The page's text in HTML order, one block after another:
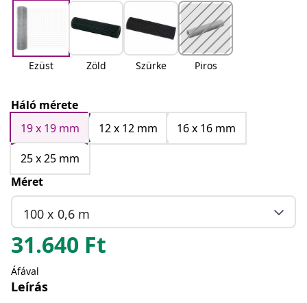
Ezüst Zöld Szürke Piros
Háló mérete
19 x 19 mm
12 x 12 mm
16 x 16 mm
25 x 25 mm
Méret
100 x 0,6 m
31.640 Ft
Áfával
Leírás